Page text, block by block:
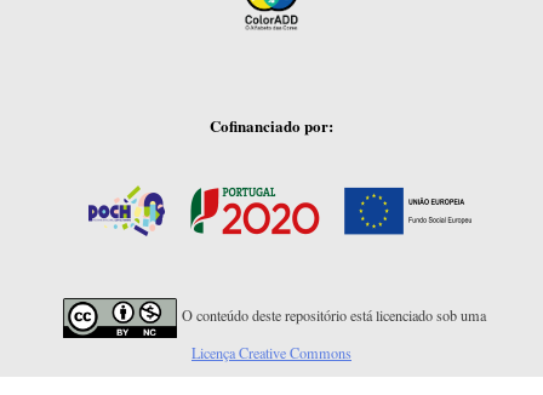
Cofinanciado por:
O conteúdo deste repositório está licenciado sob uma
Licença Creative Commons